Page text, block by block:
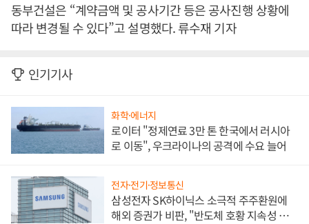
동부건설은 “계약금액 및 공사기간 등은 공사진행 상황에
따라 변경될 수 있다”고 설명했다. 류수재 기자
인기기사
화학·에너지
로이터 "정제연료 3만 톤 한국에서 러시아
로 이동", 우크라이나의 공격에 수요 늘어
전자·전기·정보통신
삼성전자 SK하이닉스 소극적 주주환원에
해외 증권가 비판, "반도체 호황 지속성 의